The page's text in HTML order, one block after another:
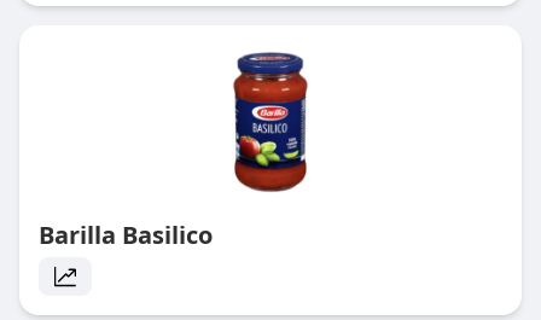
Barilla Basilico